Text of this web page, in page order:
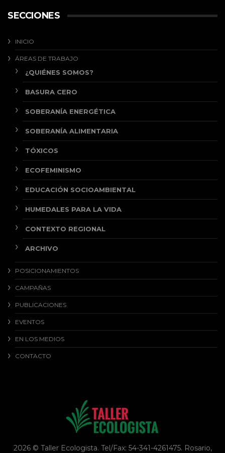
SECCIONES
INICIO
ÁREAS DE TRABAJO
¿QUIÉNES SOMOS?
BASURA CERO
SOBERANÍA ENERGÉTICA
SOBERANÍA ALIMENTARIA
TÓXICOS
ECOFEMINISMO
EDUCACIÓN SOCIOAMBIENTAL
HUMEDALES PARA LA VIDA
CONTEXTO REGIONAL
ARCHIVO
POSICIONAMIENTOS
CAMPAÑAS
PUBLICACIONES
EVENTOS
EN LOS MEDIOS
CONTACTO
2026 © Taller Ecologista. Tel/Fax: 54-341-4261475. Rosario,